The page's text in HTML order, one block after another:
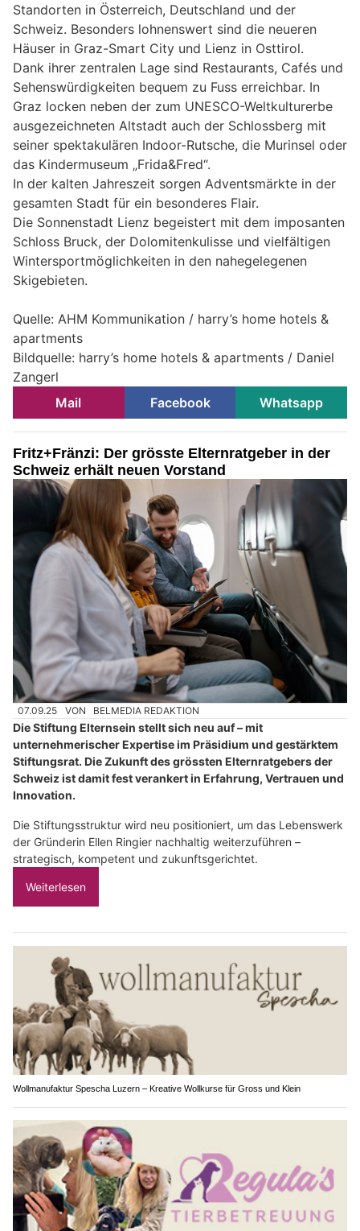
Standorten in Österreich, Deutschland und der
Schweiz. Besonders lohnenswert sind die neueren
Häuser in Graz-Smart City und Lienz in Osttirol.
Dank ihrer zentralen Lage sind Restaurants, Cafés und
Sehenswürdigkeiten bequem zu Fuss erreichbar. In
Graz locken neben der zum UNESCO-Weltkulturerbe
ausgezeichneten Altstadt auch der Schlossberg mit
seiner spektakulären Indoor-Rutsche, die Murinsel oder
das Kindermuseum „Frida&Fred“.
In der kalten Jahreszeit sorgen Adventsmärkte in der
gesamten Stadt für ein besonderes Flair.
Die Sonnenstadt Lienz begeistert mit dem imposanten
Schloss Bruck, der Dolomitenkulisse und vielfältigen
Wintersportmöglichkeiten in den nahegelegenen
Skigebieten.
Quelle: AHM Kommunikation / harry’s home hotels &
apartments
Bildquelle: harry’s home hotels & apartments / Daniel
Zangerl
Mail
Facebook Whatsapp
Fritz+Fränzi: Der grösste Elternratgeber in der
Schweiz erhält neuen Vorstand
07.09.25 VON BELMEDIA REDAKTION
Die Stiftung Elternsein stellt sich neu auf – mit
unternehmerischer Expertise im Präsidium und gestärktem
Stiftungsrat. Die Zukunft des grössten Elternratgebers der
Schweiz ist damit fest verankert in Erfahrung, Vertrauen und
Innovation.
Die Stiftungsstruktur wird neu positioniert, um das Lebenswerk
der Gründerin Ellen Ringier nachhaltig weiterzuführen –
strategisch, kompetent und zukunftsgerichtet.
Weiterlesen
Wollmanufaktur Spescha Luzern – Kreative Wollkurse für Gross und Klein